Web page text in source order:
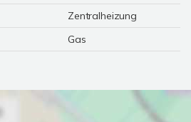
Zentralheizung
Gas